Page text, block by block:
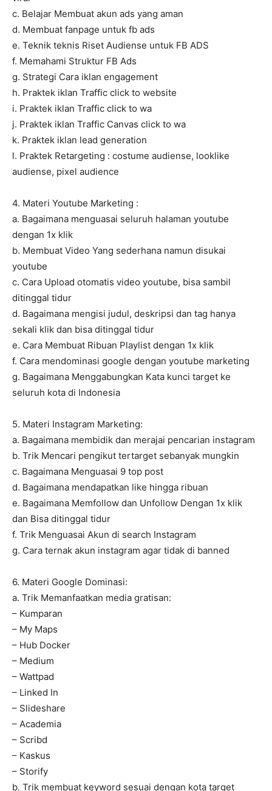
c. Belajar Membuat akun ads yang aman
d. Membuat fanpage untuk fb ads
e. Teknik teknis Riset Audiense untuk FB ADS
f. Memahami Struktur FB Ads
g. Strategi Cara iklan engagement
h. Praktek iklan Traffic click to website
i. Praktek iklan Traffic click to wa
j. Praktek iklan Traffic Canvas click to wa
k. Praktek iklan lead generation
l. Praktek Retargeting : costume audiense, looklike
audiense, pixel audience
4. Materi Youtube Marketing :
a. Bagaimana menguasai seluruh halaman youtube
dengan 1x klik
b. Membuat Video Yang sederhana namun disukai
youtube
c. Cara Upload otomatis video youtube, bisa sambil
ditinggal tidur
d. Bagaimana mengisi judul, deskripsi dan tag hanya
sekali klik dan bisa ditinggal tidur
e. Cara Membuat Ribuan Playlist dengan 1x klik
f. Cara mendominasi google dengan youtube marketing
g. Bagaimana Menggabungkan Kata kunci target ke
seluruh kota di Indonesia
5. Materi Instagram Marketing:
a. Bagaimana membidik dan merajai pencarian instagram
b. Trik Mencari pengikut tertarget sebanyak mungkin
c. Bagaimana Menguasai 9 top post
d. Bagaimana mendapatkan like hingga ribuan
e. Bagaimana Memfollow dan Unfollow Dengan 1x klik
dan Bisa ditinggal tidur
f. Trik Menguasai Akun di search Instagram
g. Cara ternak akun instagram agar tidak di banned
6. Materi Google Dominasi:
a. Trik Memanfaatkan media gratisan:
– Kumparan
– My Maps
– Hub Docker
– Medium
– Wattpad
– Linked In
– Slideshare
– Academia
– Scribd
– Kaskus
– Storify
b. Trik membuat keyword sesuai dengan kota target